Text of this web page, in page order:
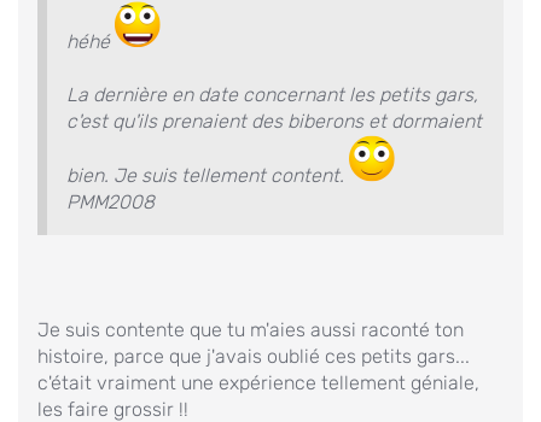
héhé
La dernière en date concernant les petits gars,
c'est qu'ils prenaient des biberons et dormaient
bien. Je suis tellement content.
PMM2008
Je suis contente que tu m'aies aussi raconté ton
histoire, parce que j'avais oublié ces petits gars...
c'était vraiment une expérience tellement géniale,
les faire grossir !!